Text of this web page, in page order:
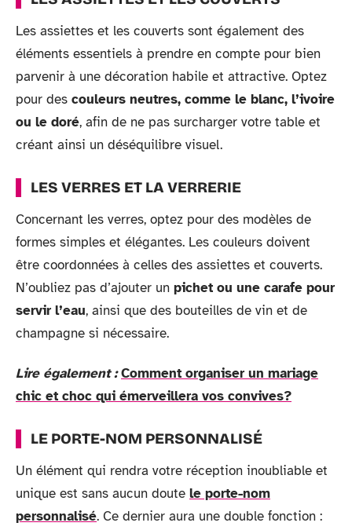
Les assiettes et les couverts sont également des
éléments essentiels à prendre en compte pour bien
parvenir à une décoration habile et attractive. Optez
pour des couleurs neutres, comme le blanc, l’ivoire
ou le doré, afin de ne pas surcharger votre table et
créant ainsi un déséquilibre visuel.
LES VERRES ET LA VERRERIE
Concernant les verres, optez pour des modèles de
formes simples et élégantes. Les couleurs doivent
être coordonnées à celles des assiettes et couverts.
N’oubliez pas d’ajouter un pichet ou une carafe pour
servir l’eau, ainsi que des bouteilles de vin et de
champagne si nécessaire.
Lire également : Comment organiser un mariage
chic et choc qui émerveillera vos convives?
LE PORTE-NOM PERSONNALISÉ
Un élément qui rendra votre réception inoubliable et
unique est sans aucun doute le porte-nom
personnalisé. Ce dernier aura une double fonction :